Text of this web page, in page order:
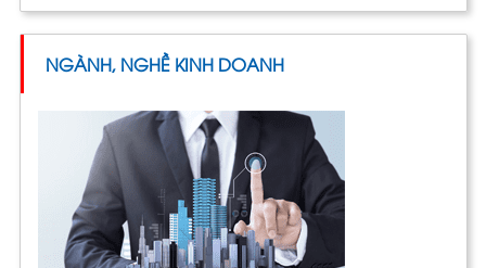
NGÀNH, NGHỀ KINH DOANH